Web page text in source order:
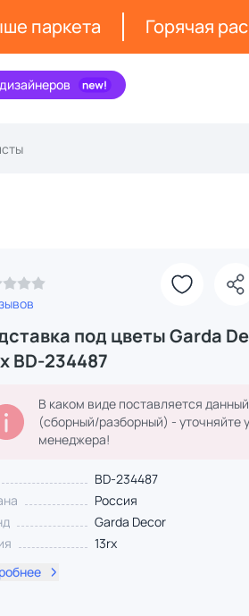
паркета Горячая
под цветы Garda
BD-234487
В каком виде поставляется
(сборный/разборный) - уточняйте у
менеджера!
BD-234487
Россия
Garda Decor
13rx